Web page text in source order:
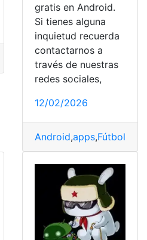
publicación retirados VidaBytes
gratis en Android.
Si tienes alguna
inquietud recuerda
contactarnos a
través de nuestras
redes sociales,
12/02/2026
Android,apps,Fútbol